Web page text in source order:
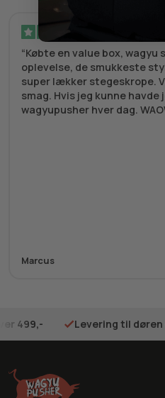
Købte en value box,
oplevelse, de smukkeste
super lækker stegeskrope.
smag. Hvis jeg kunne
wagyupusher hver dag.
Marcus
499,- Levering til